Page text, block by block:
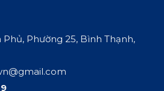
Phường 25, Bình Thạnh,